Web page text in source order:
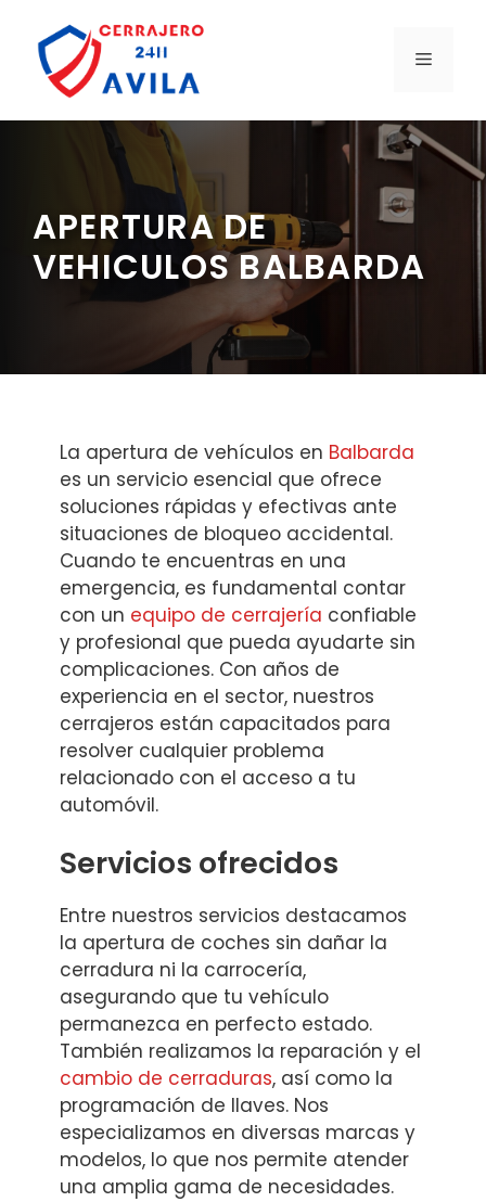
contenido
MENÚ
APERTURA DE
VEHICULOS BALBARDA
La apertura de vehículos en Balbarda
es un servicio esencial que ofrece
soluciones rápidas y efectivas ante
situaciones de bloqueo accidental.
Cuando te encuentras en una
emergencia, es fundamental contar
con un equipo de cerrajería confiable
y profesional que pueda ayudarte sin
complicaciones. Con años de
experiencia en el sector, nuestros
cerrajeros están capacitados para
resolver cualquier problema
relacionado con el acceso a tu
automóvil.
Servicios ofrecidos
Entre nuestros servicios destacamos
la apertura de coches sin dañar la
cerradura ni la carrocería,
asegurando que tu vehículo
permanezca en perfecto estado.
También realizamos la reparación y el
cambio de cerraduras, así como la
programación de llaves. Nos
especializamos en diversas marcas y
modelos, lo que nos permite atender
una amplia gama de necesidades.